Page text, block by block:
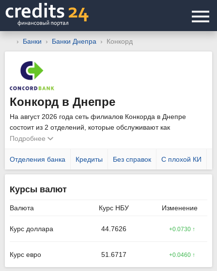
Банки Банки Днепра Конкорд
Конкорд в Днепре
На август 2026 года сеть филиалов Конкорда в Днепре
состоит из 2 отделений, которые обслуживают как
физических, так и юридических лиц. Уточнить график работы
0562 310 438.
Подробнее
Отделения банка Кредиты Без справок С плохой КИ
Курсы валют
Валюта Курс НБУ Изменение
Курс доллара 44.7626 +0.0730 ↑
Курс евро 51.6717 +0.0460 ↑